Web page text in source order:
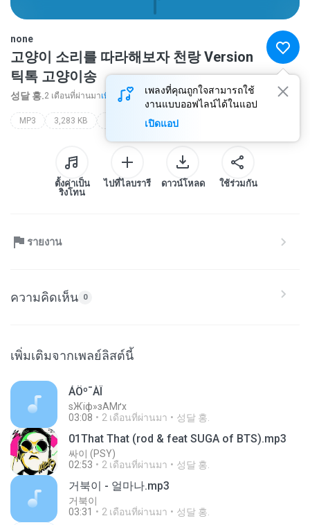
เพลงที่คุณถูกใจสามารถใช้
งานแบบออฟไลน์ได้ในแอป
เปิดแอป
none
고양이 소리를 따라해보자 천랑 Version
틱톡 고양이송
성달 홍.2 เดือนที่ผ่านมาเพิ่มเติม...
MP3 3,283 KB none
ตั้งค่าเป็น
ริงโทน
ไปที่ไลบรารี ดาวน์โหลด ใช้ร่วมกัน
รายงาน
ความคิดเห็น 0
เพิ่มเติมจากเพลย์ลิสต์นี้
ÁÖº¯ÀÎ
ѕЖїф»зАМґх
03:08
2 เดือนที่ผ่านมา 성달 홍.
01That That (rod & feat SUGA of BTS).mp3
싸이 (PSY)
02:53
2 เดือนที่ผ่านมา 성달 홍.
거북이 - 얼마나.mp3
거북이
03:31
2 เดือนที่ผ่านมา 성달 홍.